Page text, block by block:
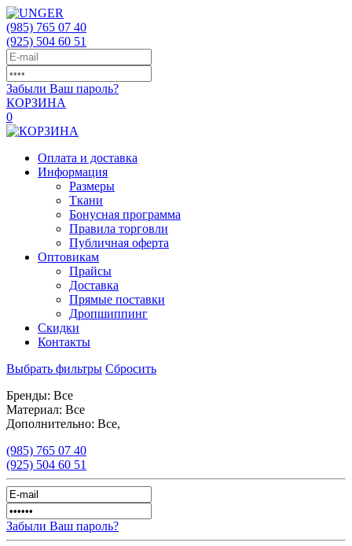
(985) 765 07 40
(925) 504 60 51
Забыли Ваш пароль?
КОРЗИНА
0
Оплата и доставка
Информация
Размеры
Ткани
Бонусная программа
Правила торговли
Публичная оферта
Оптовикам
Прайсы
Доставка
Прямые поставки
Дропшиппинг
Скидки
Контакты
Выбрать фильтры Сбросить
Бренды: Все
Материал: Все
Дополнительно: Все,
(985) 765 07 40
(925) 504 60 51
Забыли Ваш пароль?